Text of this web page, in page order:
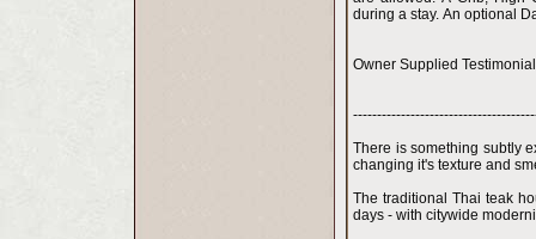
during a stay. An optional
Owner Supplied
There is something subtly
changing it's texture and
The traditional Thai teak
days - with citywide